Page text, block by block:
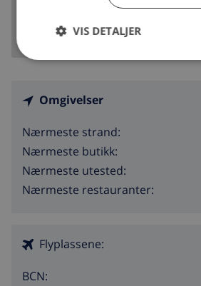
Omgivelser
Nærmeste strand:
Nærmeste butikk:
Nærmeste utested:
Nærmeste restauranter:
Flyplassene:
BCN:
VIS DETALJER